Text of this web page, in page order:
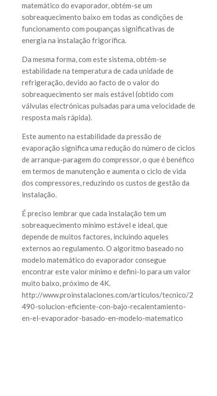
matemático do evaporador, obtém-se um
sobreaquecimento baixo em todas as condições de
funcionamento com poupanças significativas de
energia na instalação frigorífica.
Da mesma forma, com este sistema, obtém-se
estabilidade na temperatura de cada unidade de
refrigeração, devido ao facto de o valor do
sobreaquecimento ser mais estável (obtido com
válvulas electrónicas pulsadas para uma velocidade de
resposta mais rápida).
Este aumento na estabilidade da pressão de
evaporação significa uma redução do número de ciclos
de arranque-paragem do compressor, o que é benéfico
em termos de manutenção e aumenta o ciclo de vida
dos compressores, reduzindo os custos de gestão da
instalação.
É preciso lembrar que cada instalação tem um
sobreaquecimento mínimo estável e ideal, que
depende de muitos factores, incluindo aqueles
externos ao regulamento. O algoritmo baseado no
modelo matemático do evaporador consegue
encontrar este valor mínimo e defini-lo para um valor
muito baixo, próximo de 4K.
http://www.proinstalaciones.com/articulos/tecnico/2
490-solucion-eficiente-con-bajo-recalentamiento-
en-el-evaporador-basado-en-modelo-matematico